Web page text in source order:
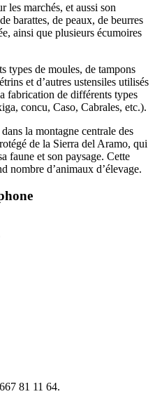
les marchés, et aussi son
barattes, de peaux, de beurres
ainsi que plusieurs écumoires
types de moules, de tampons
et d’autres ustensiles utilisés
fabrication de différents types
concu, Caso, Cabrales, etc.).
la montagne centrale des
de la Sierra del Aramo, qui
faune et son paysage. Cette
nombre d’animaux d’élevage.
81 11 64.